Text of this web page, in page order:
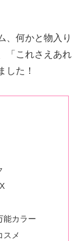
、何かと物入り
「これさえあれ
した！
能カラー
スメ